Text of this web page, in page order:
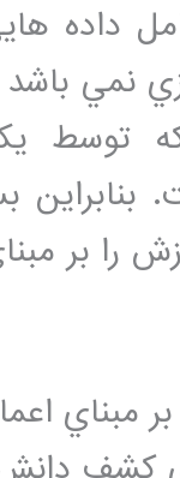
داده
نمي
توسط
را بر
مبناي